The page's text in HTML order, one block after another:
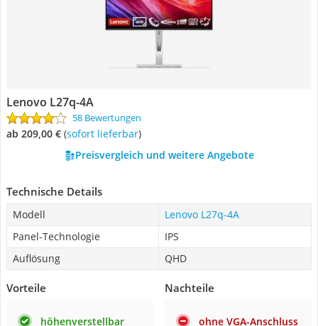
Lenovo L27q-4A
58 Bewertungen
ab 209,00 € ( Sofort lieferbar)
Preisvergleich und weitere Angebote
Technische Details
Modell
Lenovo L27q-4A
Panel-Technologie
IPS
Auflösung
QHD
Vorteile
höhenverstellbar
Nachteile
ohne VGA-Anschluss